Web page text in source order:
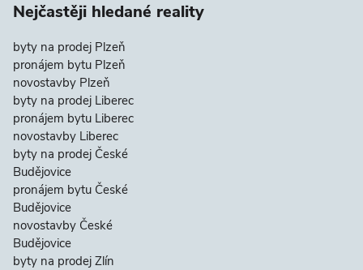
Nejčastěji hledané reality
byty na prodej Plzeň
pronájem bytu Plzeň
novostavby Plzeň
byty na prodej Liberec
pronájem bytu Liberec
novostavby Liberec
byty na prodej České
Budějovice
pronájem bytu České
Budějovice
novostavby České
Budějovice
byty na prodej Zlín